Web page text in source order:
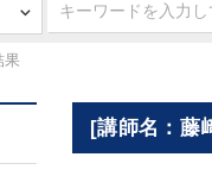
[講師名：